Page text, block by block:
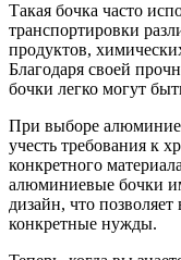
Такая бочка часто
транспортировки
продуктов,
Благодаря своей
бочки легко могут
При выборе
учесть требования к
конкретного
алюминиевые бочки
дизайн, что
конкретные нужды.